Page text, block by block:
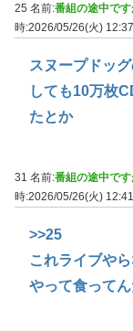
25 名前:番組の途中で
時:2026/05/26(火)
スヌープドッ
しても10万枚
たとか
31 名前:番組の途中で
時:2026/05/26(火)
>>25
これライブや
やって食って